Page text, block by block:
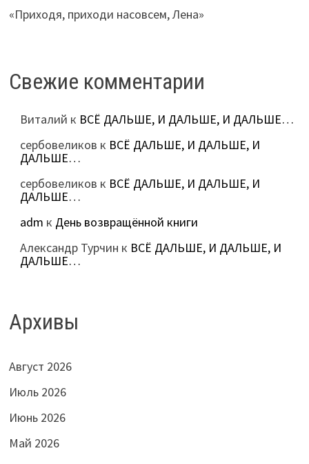
«Приходя, приходи насовсем, Лена»
Свежие комментарии
Виталий к ВСЁ ДАЛЬШЕ, И ДАЛЬШЕ, И ДАЛЬШЕ…
сербовеликов к ВСЁ ДАЛЬШЕ, И ДАЛЬШЕ, И
ДАЛЬШЕ…
сербовеликов к ВСЁ ДАЛЬШЕ, И ДАЛЬШЕ, И
ДАЛЬШЕ…
adm к День возвращённой книги
Александр Турчин к ВСЁ ДАЛЬШЕ, И ДАЛЬШЕ, И
ДАЛЬШЕ…
Архивы
Август 2026
Июль 2026
Июнь 2026
Май 2026